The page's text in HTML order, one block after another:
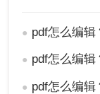
● pdf怎么编辑
● pdf怎么编辑
● pdf怎么编辑